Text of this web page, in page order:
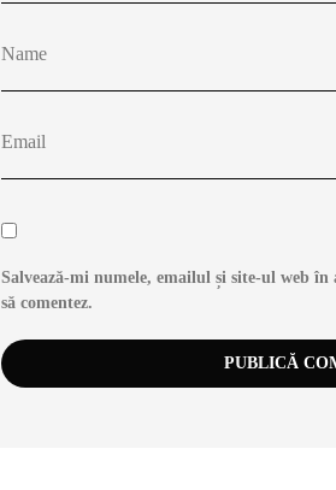
Salvează-mi numele, emailul și site-ul web
să comentez.